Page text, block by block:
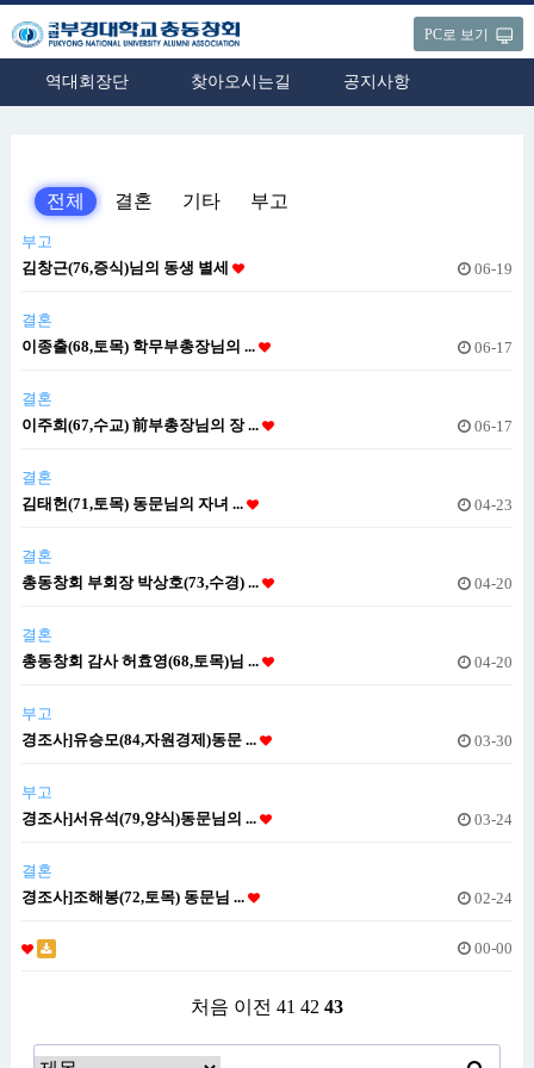
PC로 보기
역대회장단 찾아오시는길 공지사항
전체 결혼 기타 부고
부고
김창근(76,증식)님의 동생 별세
06-19
결혼
이종출(68,토목) 학무부총장님의 ...
06-17
결혼
이주희(67,수교) 前부총장님의 장 ...
06-17
결혼
김태헌(71,토목) 동문님의 자녀 ...
04-23
결혼
총동창회 부회장 박상호(73,수경) ...
04-20
결혼
총동창회 감사 허효영(68,토목)님 ...
04-20
부고
경조사]유승모(84,자원경제)동문 ...
03-30
부고
경조사]서유석(79,양식)동문님의 ...
03-24
결혼
경조사]조해봉(72,토목) 동문님 ...
02-24
00-00
처음 이전 41 42 43